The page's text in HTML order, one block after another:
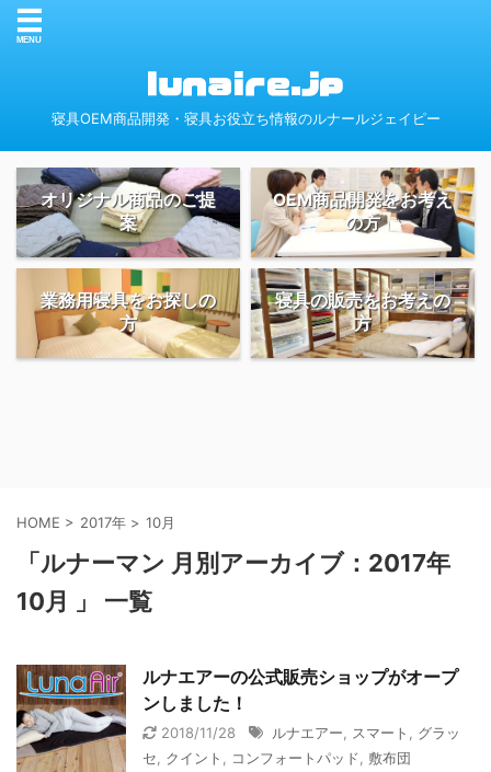
寝具OEM商品開発・寝具お役立ち情報のルナールジェイピー
オリジナル商品のご提
案
OEM商品開発をお考え
の方
業務用寝具をお探しの
方
寝具の販売をお考えの
方
HOME > 2017年 > 10月
「ルナーマン 月別アーカイブ：2017年
10月 」 一覧
ルナエアーの公式販売ショップがオープ
ンしました！
2018/11/28 ルナエアー スマート
グラッ
セ
クイント コンフォートパッド 敷布団